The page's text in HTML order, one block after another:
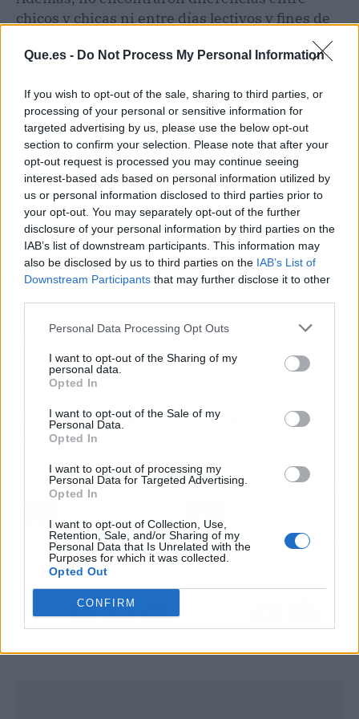
Que.es - Do Not Process My Personal Information
If you wish to opt-out of the sale, sharing to third parties, or
processing of your personal or sensitive information for
targeted advertising by us, please use the below opt-out
section to confirm your selection. Please note that after your
opt-out request is processed you may continue seeing
interest-based ads based on personal information utilized by
us or personal information disclosed to third parties prior to
your opt-out. You may separately opt-out of the further
disclosure of your personal information by third parties on the
IAB’s list of downstream participants. This information may
also be disclosed by us to third parties on the IAB’s List of
Downstream Participants that may further disclose it to other
Personal Data Processing Opt Outs
I want to opt-out of the Sharing of my
personal data.
Opted In
I want to opt-out of the Sale of my
Personal Data.
Opted In
I want to opt-out of processing my
Personal Data for Targeted Advertising.
Opted In
I want to opt-out of Collection, Use,
Retention, Sale, and/or Sharing of my
Personal Data that Is Unrelated with the
Purposes for which it was collected.
Opted Out
CONFIRM
chicos y chicas ni entre días lectivos y fines de
consecuencias más serias del uso abusivo (la
tener el móvil a los 13, sino por usarlo de una
manera que compite directamente con las
horas de descanso.Con 8 horas de sueño, el
adolescente regula mucho mejor sus
emociones y su apetito.
Así que, la próxima vez que te plantees si es
demasiado pronto para darle un teléfono, no
pienses tanto en el 'cuándo' como en el 'cómo'.
Porque, como dice el equipo de Penn State, lo
que de verdad marca la diferencia no es la
pantalla en sí, sino lo que haces con ella y, sobre
todo, a qué hora la apagas.
🧠 Para soltarlo en la cena
Más de 5 horas de móvil duplica el riesgo de
depresión u obesidad.
Artículo anterior
duerme en las Finales de
la NBA y las redes lo
destrozan
y califica las críticas de